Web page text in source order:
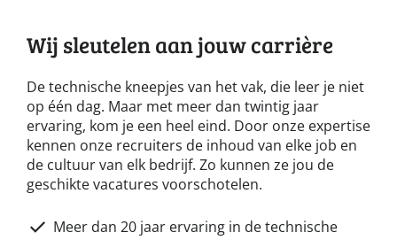
Wij sleutelen aan jouw carrière
De technische kneepjes van het vak, die leer je niet
op één dag. Maar met meer dan twintig jaar
ervaring, kom je een heel eind. Door onze expertise
kennen onze recruiters de inhoud van elke job en
de cultuur van elk bedrijf. Zo kunnen ze jou de
geschikte vacatures voorschotelen.
Meer dan 20 jaar ervaring in de technische